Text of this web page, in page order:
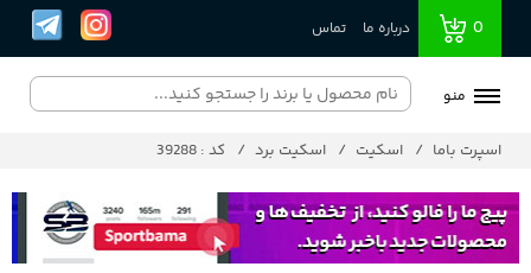
0 درباره ما تماس
منو
اسپرت باما اسکیت اسکیت برد کد : 39288